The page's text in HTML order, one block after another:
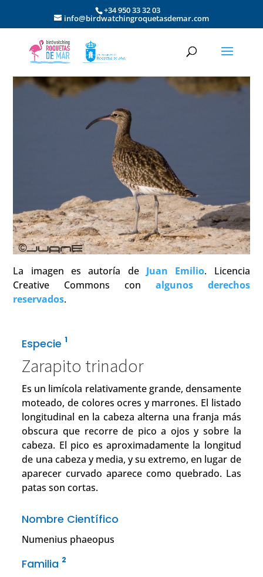
+34 950 33 32 03
info@birdwatchingroquetasdemar.com
La imagen es autoría de Juan Emilio. Licencia
Creative Commons con algunos derechos
reservados.
Especie 1
Zarapito trinador
Es un limícola relativamente grande, densamente
moteado, de colores ocres y marrones. El listado
longitudinal en la cabeza alterna una franja más
obscura que recorre de pico a ojos y sobre la
cabeza. El pico es aproximadamente la longitud
de una cabeza y media, y su extremo, en lugar de
aparecer curvado aparece como quebrado. Las
patas son cortas.
Nombre Científico
Numenius phaeopus
Familia 2